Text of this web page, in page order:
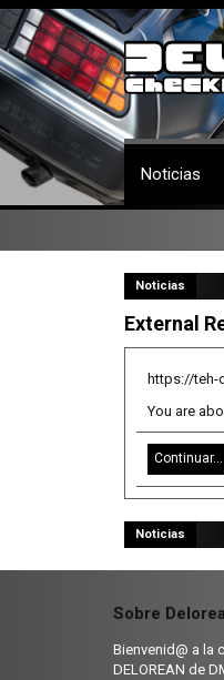
Noticias
External
https://teh-
You are
Continuar...
Noticias
Noticias
Sobre
Bienvenid@ a la
DELOREAN de